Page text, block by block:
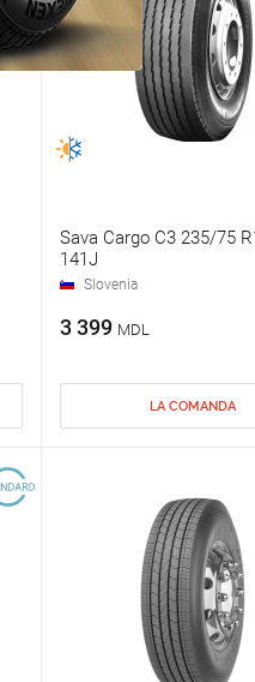
Sava Cargo C3 235/75
141J
Slovenia
3 399 MDL
LA COMANDA